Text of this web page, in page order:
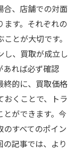
合、店舗での対面
す。それぞれの
とが大切です。
し、買取が成立し
あれば必ず確認
終的に、買取価格
くことで、トラ
ができます。今
すべてのポイン
の記事では、より